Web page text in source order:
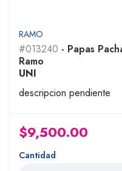
RAMO
#013240 - Papas
Ramo
UNI
descripcion pendiente
$9,500.00
Cantidad